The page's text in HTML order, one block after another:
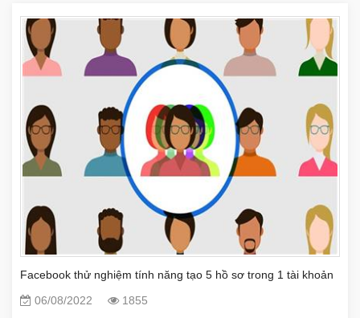
Facebook thử nghiệm tính năng tạo 5 hồ sơ trong 1 tài khoản
06/08/2022
1855